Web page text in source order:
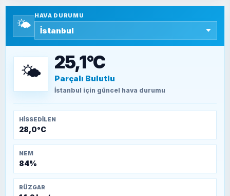
SEYFULLAH ÇİÇEK
TEOMAN ALPASLAN
Kütahya-Eskişehir Muharebeleri (10-24
🌤️
HAVA DURUMU
🌤️ 25,1°C
Parçalı Bulutlu
İstanbul için güncel hava durumu
HISSEDILEN
28,0°C
NEM
84%
RÜZGAR